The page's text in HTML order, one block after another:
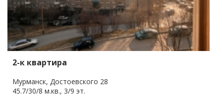
2-к квартира
Мурманск, Достоевского 28
45.7/30/8 м.кв., 3/9 эт.